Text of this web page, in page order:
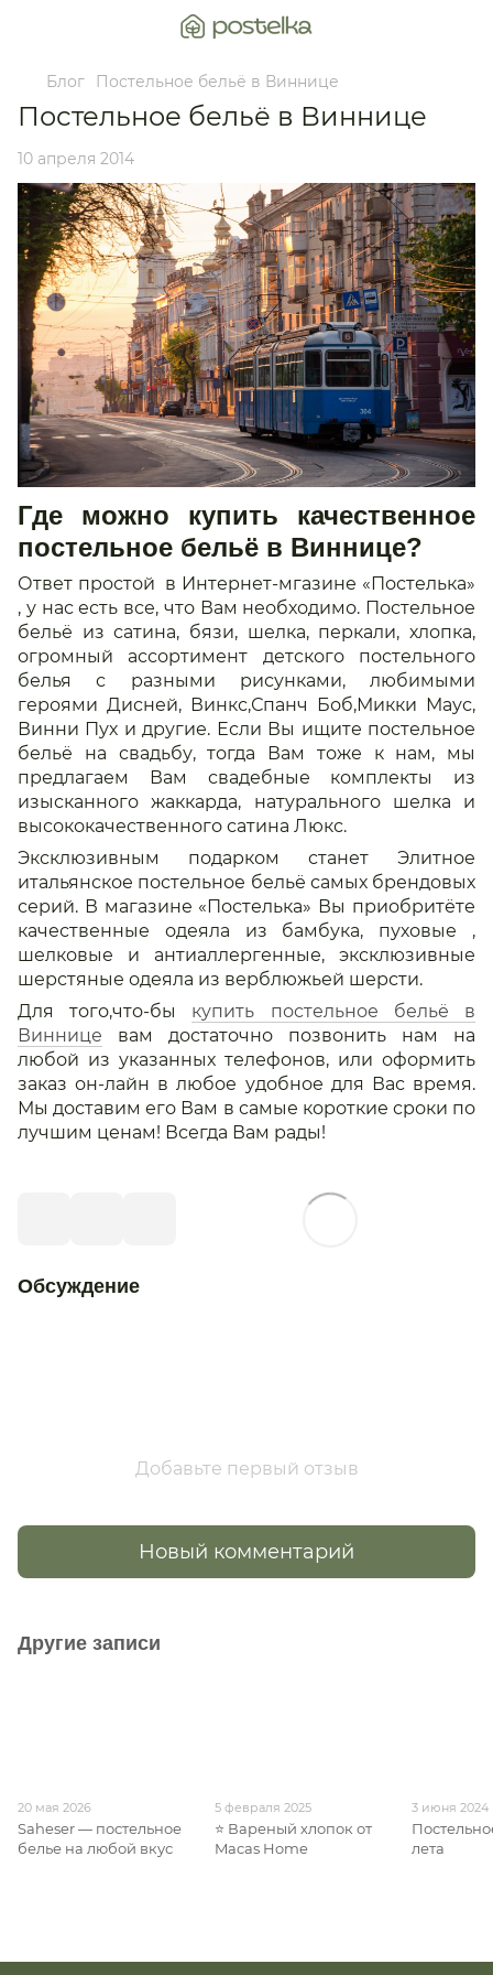
Блог Постельное бельё в Виннице
Постельное бельё в Виннице
10 апреля 2014
Где можно купить качественное
постельное бельё в Виннице?
Ответ простой в Интернет-мгазине «Постелька»
, у нас есть все, что Вам необходимо. Постельное
бельё из сатина, бязи, шелка, перкали, хлопка,
огромный ассортимент детского постельного
белья с разными рисунками, любимыми
героями Дисней, Винкс,Спанч Боб,Микки Маус,
Винни Пух и другие. Если Вы ищите постельное
бельё на свадьбу, тогда Вам тоже к нам, мы
предлагаем Вам свадебные комплекты из
изысканного жаккарда, натурального шелка и
высококачественного сатина Люкс.
Эксклюзивным подарком станет Элитное
итальянское постельное бельё самых брендовых
серий. В магазине «Постелька» Вы приобритёте
качественные одеяла из бамбука, пуховые ,
шелковые и антиаллергенные, эксклюзивные
шерстяные одеяла из верблюжьей шерсти.
Для того,что-бы купить постельное бельё в
Виннице вам достаточно позвонить нам на
любой из указанных телефонов, или оформить
заказ он-лайн в любое удобное для Вас время.
Мы доставим его Вам в самые короткие сроки по
лучшим ценам! Всегда Вам рады!
Обсуждение
Добавьте первый отзыв
Новый комментарий
Другие записи
20 мая 2026
Saheser — постельное
белье на любой вкус
5 февраля 2025
⭐ Вареный хлопок от
Macas Home
3 июня 2024
лета